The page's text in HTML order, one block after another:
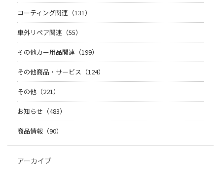
コーティング関連（131）
車外リペア関連（55）
その他カー用品関連（199）
その他商品・サービス（124）
その他（221）
お知らせ（483）
商品情報（90）
アーカイブ